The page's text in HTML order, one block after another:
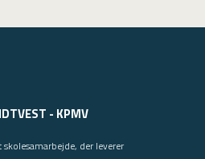
- KPMV
der leverer